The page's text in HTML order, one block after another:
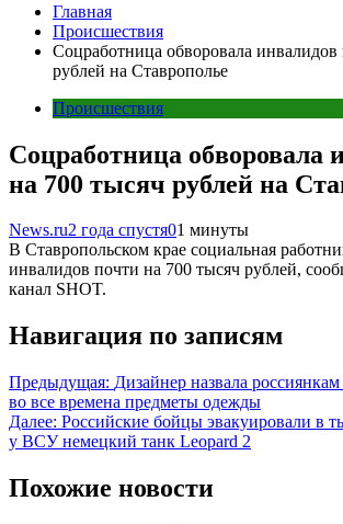
Главная
Происшествия
Соцработница обворовала инвалидов
рублей на Ставрополье
Происшествия
Соцработница обворовала
на 700 тысяч рублей на
News.ru2 года спустя01 минуты
В Ставропольском крае социальная
инвалидов почти на 700 тысяч рублей,
канал SHOT.
Навигация по записям
Предыдущая: Дизайнер назвала
во все времена предметы одежды
Далее: Российские бойцы эвакуировали в
у ВСУ немецкий танк Leopard 2
Похожие новости